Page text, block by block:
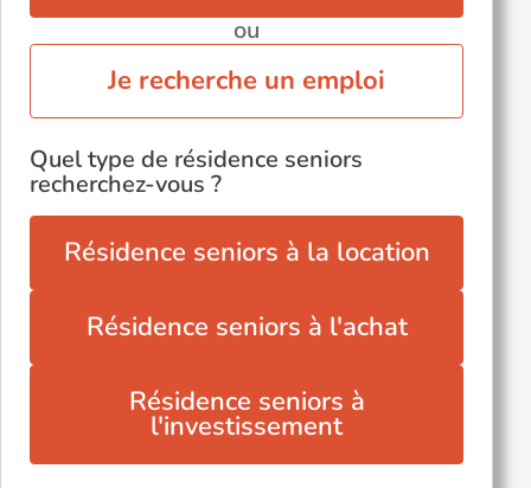
ou
Je recherche un emploi
Quel type de résidence seniors
recherchez-vous ?
Résidence seniors à la location
Résidence seniors à l'achat
Résidence seniors à
l'investissement